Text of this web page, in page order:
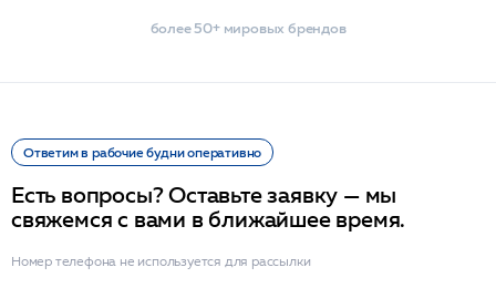
более 50+ мировых брендов
Ответим в рабочие будни оперативно
Есть вопросы? Оставьте заявку — мы
свяжемся с вами в ближайшее время.
Номер телефона не используется для рассылки